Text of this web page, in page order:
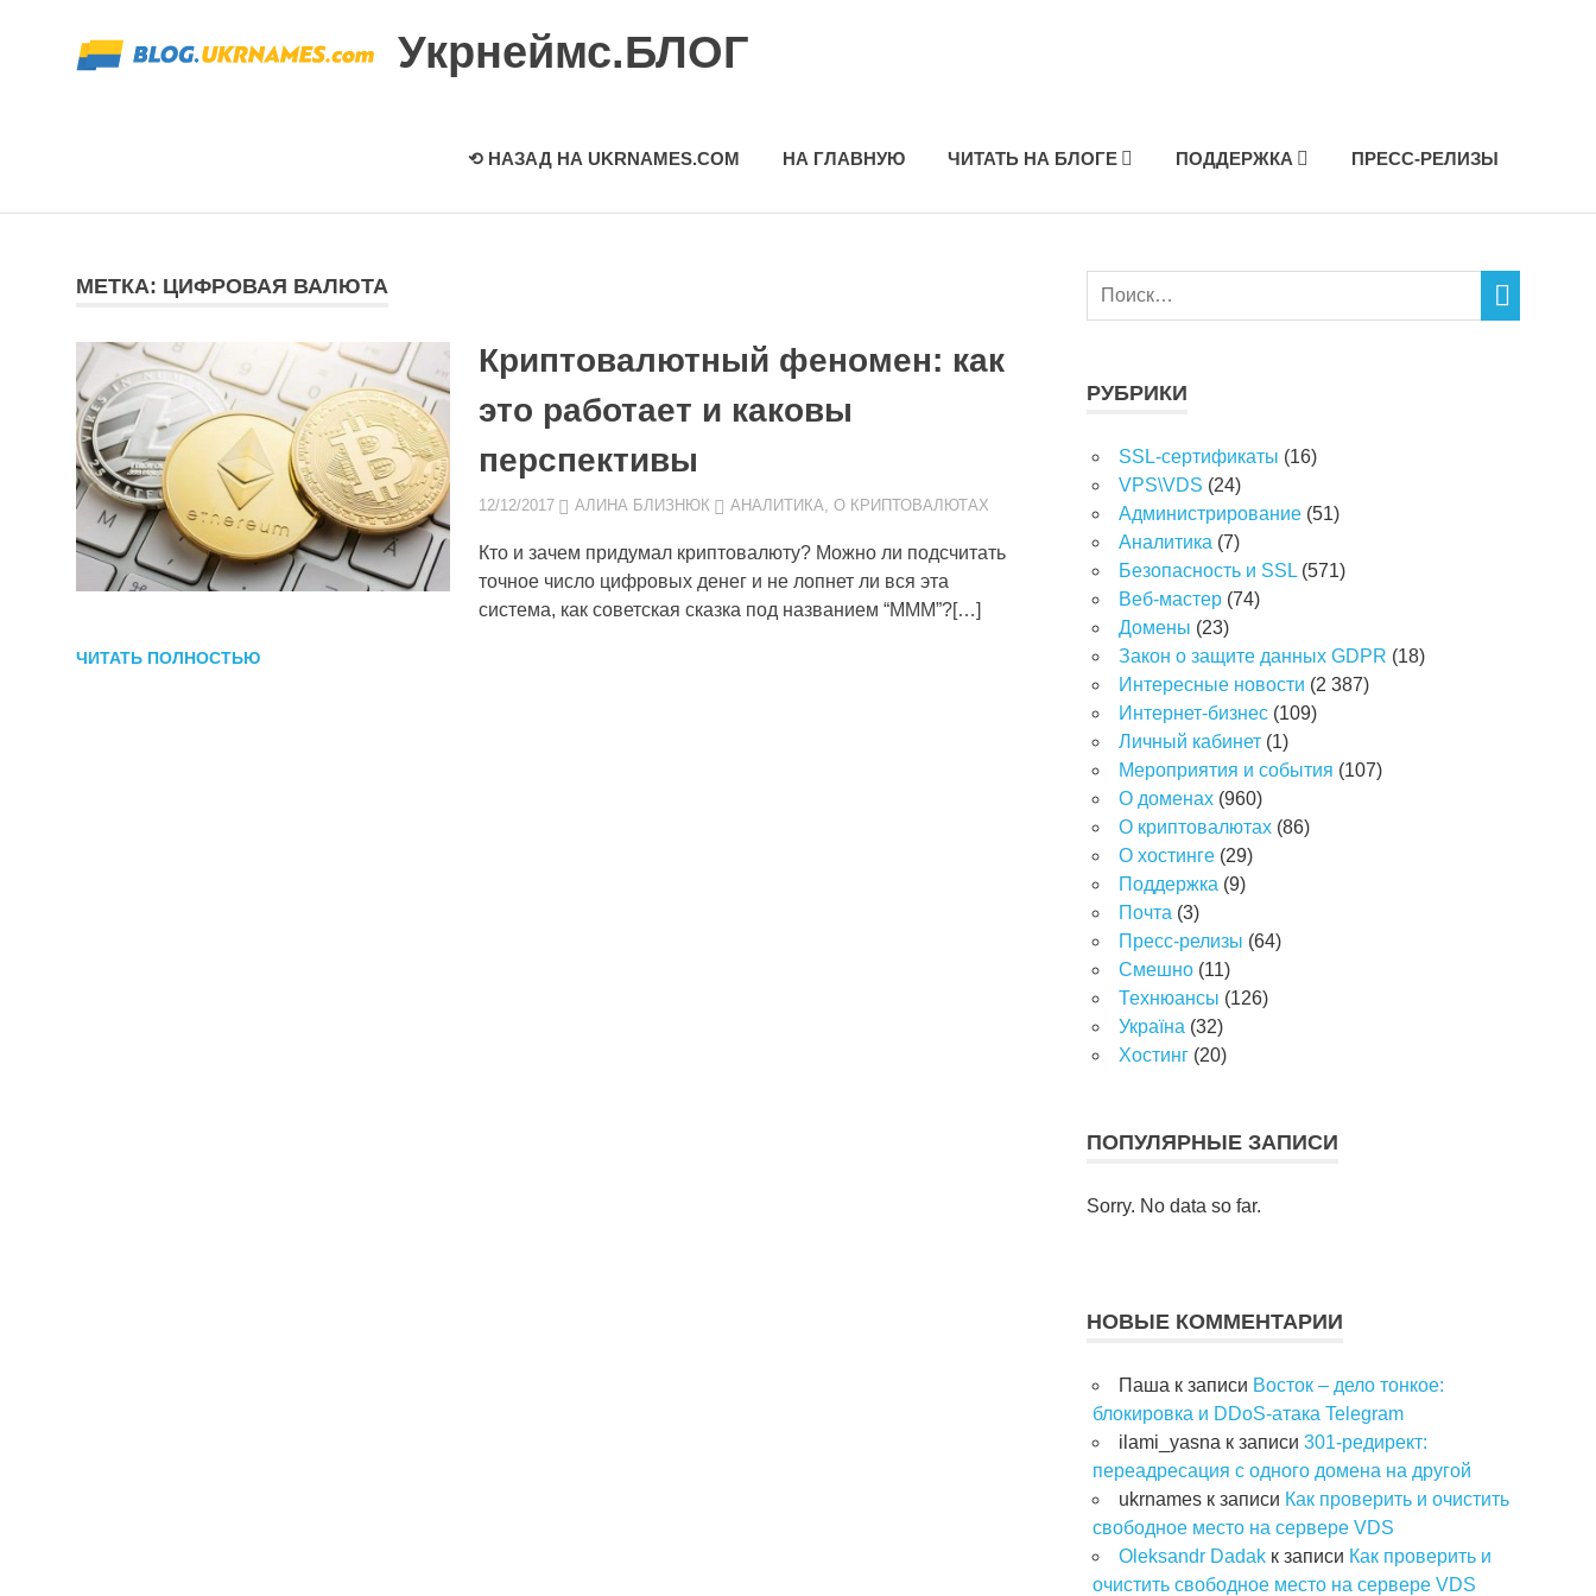
содержимому
Укрнеймс.БЛОГ
⟲ НАЗАД НА UKRNAMES.COM НА ГЛАВНУЮ ЧИТАТЬ НА БЛОГЕ ПОДДЕРЖКА ПРЕСС-РЕЛИЗЫ
МЕТКА: ЦИФРОВАЯ ВАЛЮТА
Криптовалютный феномен: как
это работает и каковы
перспективы
12/12/2017 АЛИНА БЛИЗНЮК АНАЛИТИКА ,О КРИПТОВАЛЮТАХ
Кто и зачем придумал криптовалюту? Можно ли подсчитать
точное число цифровых денег и не лопнет ли вся эта
система, как советская сказка под названием “МММ”?[…]
ЧИТАТЬ ПОЛНОСТЬЮ
РУБРИКИ
SSL-сертификаты (16)
VPS\VDS (24)
Администрирование (51)
Аналитика (7)
Безопасность и SSL (571)
Веб-мастер (74)
Домены (23)
Закон о защите данных GDPR (18)
Интересные новости (2 387)
Интернет-бизнес (109)
Личный кабинет (1)
Мероприятия и события (107)
О доменах (960)
О криптовалютах (86)
О хостинге (29)
Поддержка (9)
Почта (3)
Пресс-релизы (64)
Смешно (11)
Технюансы (126)
Україна (32)
Хостинг (20)
ПОПУЛЯРНЫЕ ЗАПИСИ
Sorry. No data so far.
НОВЫЕ КОММЕНТАРИИ
Паша к записи Восток – дело тонкое:
блокировка и DDoS-атака Telegram
ilami_yasna к записи 301-редирект:
переадресация с одного домена на другой
ukrnames к записи Как проверить и очистить
свободное место на сервере VDS
Oleksandr Dadak к записи Как проверить и
очистить свободное место на сервере VDS